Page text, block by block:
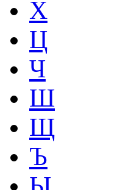
Х
Ц
Ч
Ш
Щ
Ъ